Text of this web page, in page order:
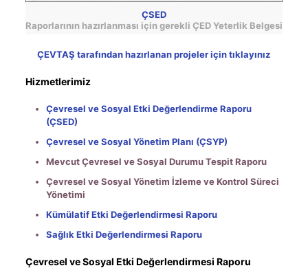
ÇSED
Raporlarının hazırlanması için gerekli ÇED Yeterlik Belgesi
ÇEVTAŞ tarafından hazırlanan projeler için tıklayınız
Hizmetlerimiz
Çevresel ve Sosyal Etki Değerlendirme Raporu
(ÇSED)
Çevresel ve Sosyal Yönetim Planı (ÇSYP)
Mevcut Çevresel ve Sosyal Durumu Tespit Raporu
Çevresel ve Sosyal Yönetim İzleme ve Kontrol Süreci
Yönetimi
Kümülatif Etki Değerlendirmesi Raporu
Sağlık Etki Değerlendirmesi Raporu
Çevresel ve Sosyal Etki Değerlendirmesi Raporu